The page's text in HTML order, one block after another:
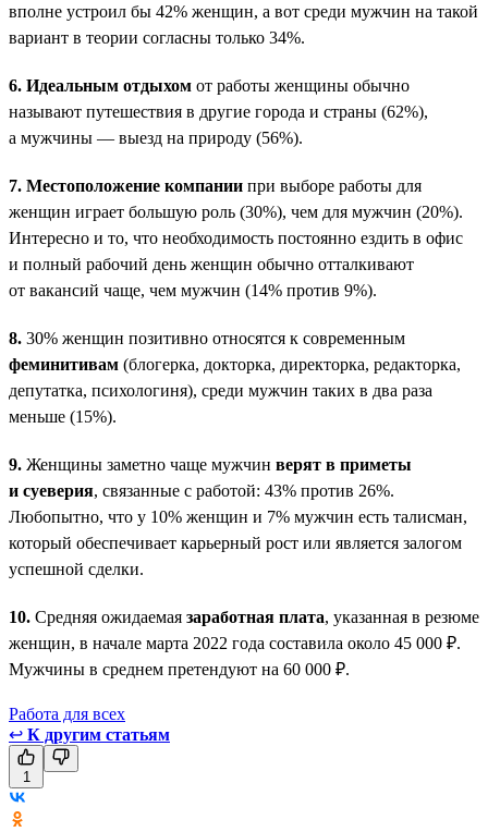
вполне устроил бы 42% женщин, а вот среди мужчин на такой
вариант в теории согласны только 34%.
6. Идеальным отдыхом от работы женщины обычно
называют путешествия в другие города и страны (62%),
а мужчины — выезд на природу (56%).
7. Местоположение компании при выборе работы для
женщин играет большую роль (30%), чем для мужчин (20%).
Интересно и то, что необходимость постоянно ездить в офис
и полный рабочий день женщин обычно отталкивают
от вакансий чаще, чем мужчин (14% против 9%).
8. 30% женщин позитивно относятся к современным
феминитивам (блогерка, докторка, директорка, редакторка,
депутатка, психологиня), среди мужчин таких в два раза
меньше (15%).
9. Женщины заметно чаще мужчин верят в приметы
и суеверия, связанные с работой: 43% против 26%.
Любопытно, что у 10% женщин и 7% мужчин есть талисман,
который обеспечивает карьерный рост или является залогом
успешной сделки.
10. Средняя ожидаемая заработная плата, указанная в резюме
женщин, в начале марта 2022 года составила около 45 000 ₽.
Мужчины в среднем претендуют на 60 000 ₽.
Работа для всех
↩ К другим статьям
1